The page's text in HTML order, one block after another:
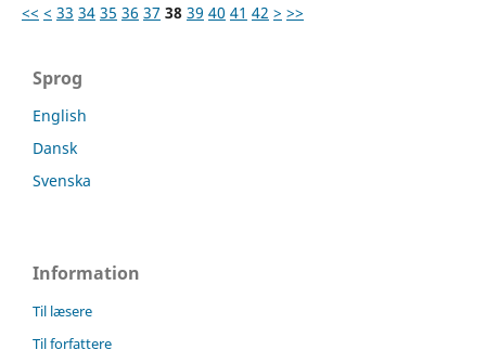
<< < 33 34 35 36 37 38 39 40 41 42 > >>
Sprog
English
Dansk
Svenska
Information
Til læsere
Til forfattere